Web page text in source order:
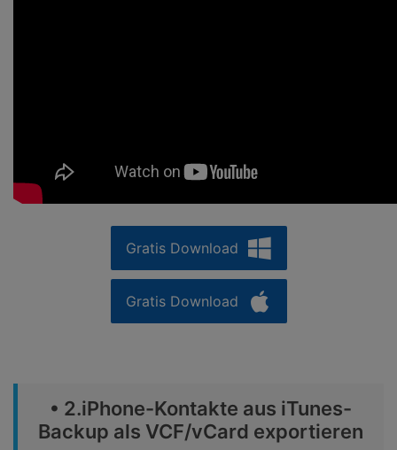
Gratis Download
Gratis Download
• 2.iPhone-Kontakte aus iTunes-
Backup als VCF/vCard exportieren